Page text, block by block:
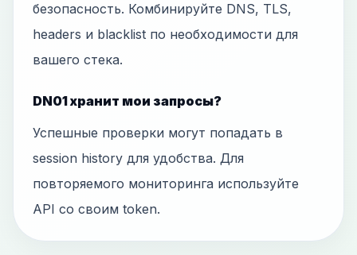
безопасность. Комбинируйте DNS, TLS,
headers и blacklist по необходимости для
вашего стека.
DN01 хранит мои запросы?
Успешные проверки могут попадать в
session history для удобства. Для
повторяемого мониторинга используйте
API со своим token.